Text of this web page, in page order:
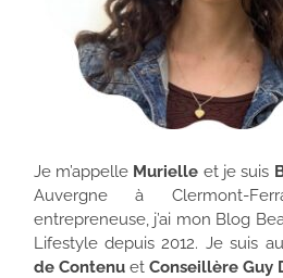
Je m’appelle Murielle et je suis
Auvergne à Clermont-
entrepreneuse, j’ai mon Blog
Lifestyle depuis 2012. Je suis
de Contenuet Conseillère Guy